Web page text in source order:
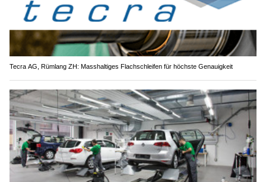
Tecra AG, Rümlang ZH: Masshaltiges Flachschleifen für höchste Genauigkeit